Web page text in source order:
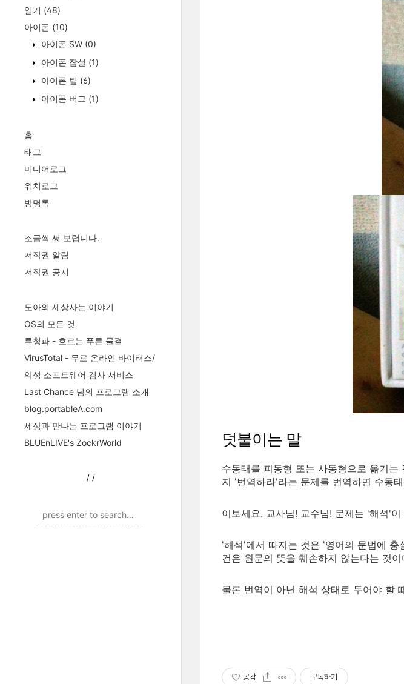
일기 (48)
아이폰 (10)
아이폰 SW (0)
아이폰 잡설 (1)
아이폰 팁 (6)
아이폰 버그 (1)
홈
태그
미디어로그
위치로그
방명록
조금씩 써 보렵니다.
저작권 알림
저작권 공지
도아의 세상사는 이야기
OS의 모든 것
류청파 - 흐르는 푸른 물결
VirusTotal - 무료 온라인 바이러스/
악성 소프트웨어 검사 서비스
Last Chance 님의 프로그램 소개
blog.portableA.com
세상과 만나는 프로그램 이야기
BLUEnLIVE's ZockrWorld
/ /
덧붙이는 말
수동태를 피동형 또는 사동형으로 옮기
지 '번역하라'라는 문제를 번역하면 수동
이보세요. 교사님! 교수님! 문제는 '해석'
'해석'에서 따지는 것은 '영어의 문법에
건은 원문의 뜻을 훼손하지 않는다는 것
물론 번역이 아닌 해석 상태로 두어야 할
공감 구독하기